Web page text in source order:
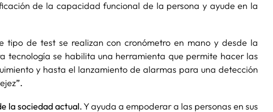
de la capacidad funcional de la persona y ayude en la
tipo de test se realizan con cronómetro en mano y desde la
tecnología se habilita una herramienta que permite hacer las
y hasta el lanzamiento de alarmas para una detección
”.
la sociedad actual.Y ayuda a empoderar a las personas en sus